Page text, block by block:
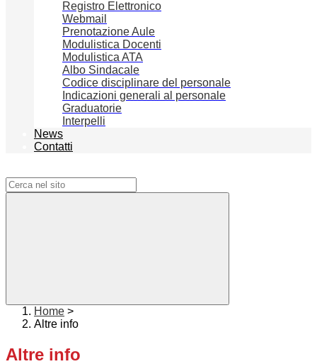
Registro Elettronico
Webmail
Prenotazione Aule
Modulistica Docenti
Modulistica ATA
Albo Sindacale
Codice disciplinare del personale
Indicazioni generali al personale
Graduatorie
Interpelli
News
Contatti
Home >
Altre info
Altre info